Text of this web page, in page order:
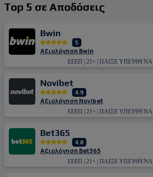
Top 5 σε Αποδόσεις
Bwin
5
Αξιολόγηση Bwin
ΕΕΕΠ | 21+ | ΠΑΙΞΕ ΥΠΕΥΘΥΝΑ
Novibet
4.9
Αξιολόγηση Novibet
ΕΕΕΠ | 21+ | ΠΑΙΞΕ ΥΠΕΥΘΥΝΑ
Bet365
4.8
Αξιολόγηση Bet365
ΕΕΕΠ | 21+ | ΠΑΙΞΕ ΥΠΕΥΘΥΝΑ